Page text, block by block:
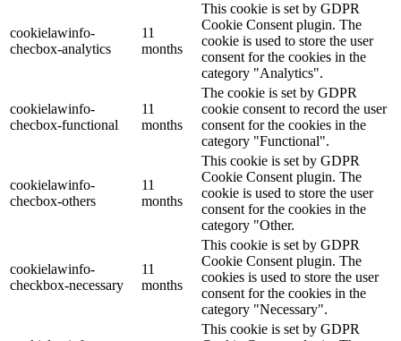
cookielawinfo-
checbox-analytics
11
months
This cookie is set by GDPR
Cookie Consent plugin. The
cookie is used to store the user
consent for the cookies in the
category "Analytics".
cookielawinfo-
checbox-functional
11
months
The cookie is set by GDPR
cookie consent to record the user
consent for the cookies in the
category "Functional".
cookielawinfo-
checbox-others
11
months
This cookie is set by GDPR
Cookie Consent plugin. The
cookie is used to store the user
consent for the cookies in the
category "Other.
cookielawinfo-
checkbox-necessary
11
months
This cookie is set by GDPR
Cookie Consent plugin. The
cookies is used to store the user
consent for the cookies in the
category "Necessary".
This cookie is set by GDPR